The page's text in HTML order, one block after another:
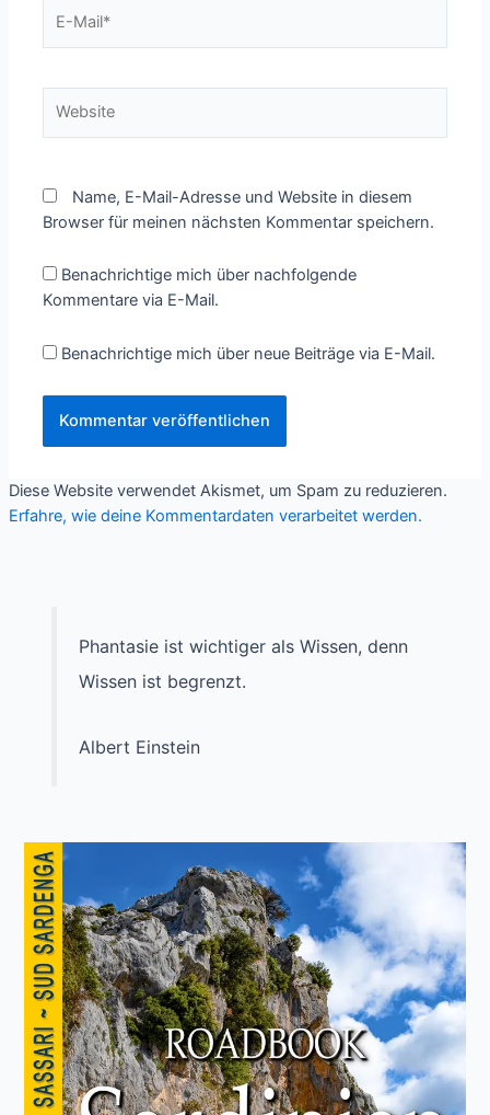
Mail*
Name, E-Mail-Adresse und Website in diesem
Browser für meinen nächsten Kommentar speichern.
Benachrichtige mich über nachfolgende
Kommentare via E-Mail.
Benachrichtige mich über neue Beiträge via E-Mail.
Diese Website verwendet Akismet, um Spam zu reduzieren.
Erfahre, wie deine Kommentardaten verarbeitet werden.
Phantasie ist wichtiger als Wissen, denn
Wissen ist begrenzt.
Albert Einstein